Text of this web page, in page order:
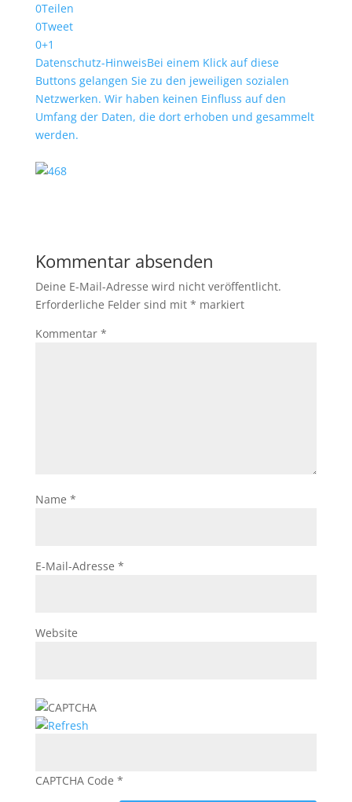
0Teilen
0Tweet
0+1
Datenschutz-HinweisBei einem Klick auf diese
Buttons gelangen Sie zu den jeweiligen sozialen
Netzwerken. Wir haben keinen Einfluss auf den
Umfang der Daten, die dort erhoben und gesammelt
werden.
Kommentar absenden
Deine E-Mail-Adresse wird nicht veröffentlicht.
Erforderliche Felder sind mit * markiert
Kommentar *
Name *
E-Mail-Adresse *
Website
CAPTCHA Code *